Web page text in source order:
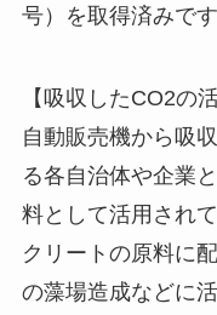
号）を取得済みです
【吸収したCO2の活
自動販売機から吸
る各自治体や企業
料として活用され
クリートの原料に
の藻場造成などに